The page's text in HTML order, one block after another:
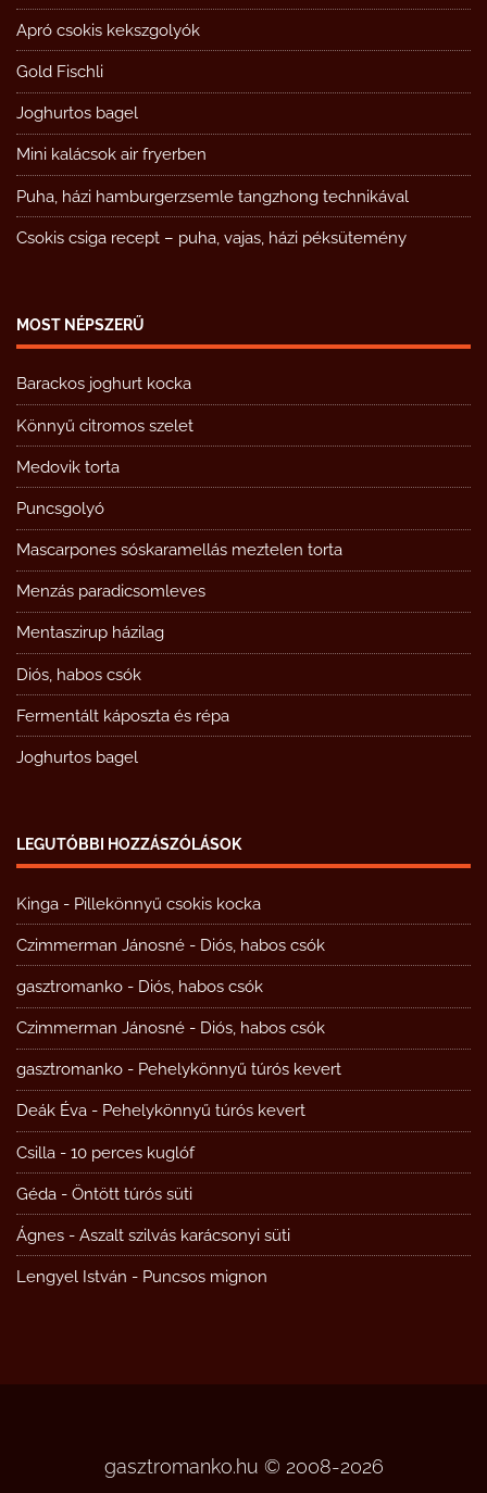
Apró csokis kekszgolyók
Gold Fischli
Joghurtos bagel
Mini kalácsok air fryerben
Puha, házi hamburgerzsemle tangzhong technikával
Csokis csiga recept – puha, vajas, házi péksütemény
MOST NÉPSZERŰ
Barackos joghurt kocka
Könnyű citromos szelet
Medovik torta
Puncsgolyó
Mascarpones sóskaramellás meztelen torta
Menzás paradicsomleves
Mentaszirup házilag
Diós, habos csók
Fermentált káposzta és répa
Joghurtos bagel
LEGUTÓBBI HOZZÁSZÓLÁSOK
Kinga - Pillekönnyű csokis kocka
Czimmerman Jánosné - Diós, habos csók
gasztromanko - Diós, habos csók
Czimmerman Jánosné - Diós, habos csók
gasztromanko - Pehelykönnyű túrós kevert
Deák Éva - Pehelykönnyű túrós kevert
Csilla - 10 perces kuglóf
Géda - Öntött túrós süti
Ágnes - Aszalt szilvás karácsonyi süti
Lengyel István - Puncsos mignon
gasztromanko.hu © 2008-2026